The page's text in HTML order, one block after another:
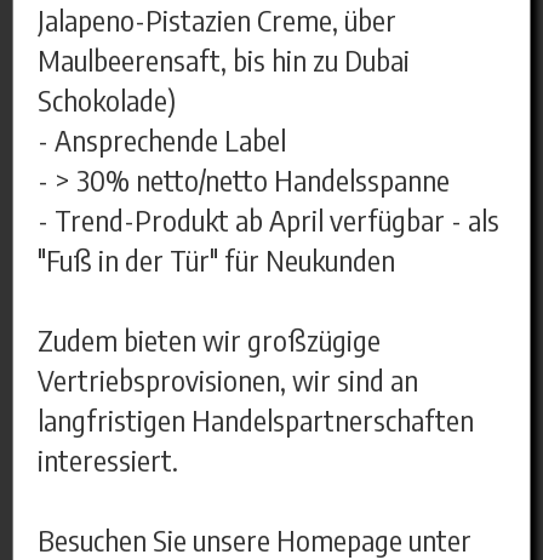
Jalapeno-Pistazien Creme, über
Maulbeerensaft, bis hin zu Dubai
Schokolade)
- Ansprechende Label
- > 30% netto/netto Handelsspanne
- Trend-Produkt ab April verfügbar - als
"Fuß in der Tür" für Neukunden
Zudem bieten wir großzügige
Vertriebsprovisionen, wir sind an
langfristigen Handelspartnerschaften
interessiert.
Besuchen Sie unsere Homepage unter